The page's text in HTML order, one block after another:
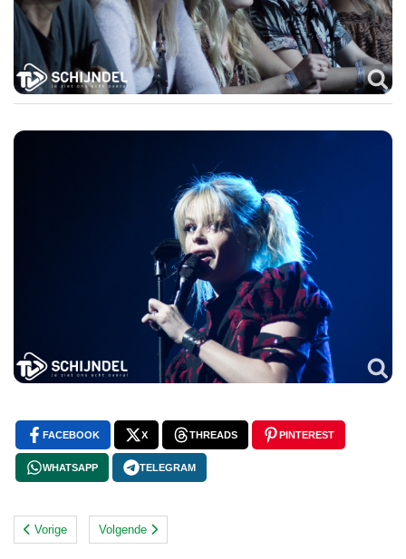
FACEBOOK X THREADS PINTEREST
WHATSAPP TELEGRAM
Vorige Volgende